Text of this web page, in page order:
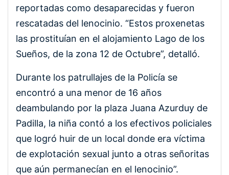
reportadas como desaparecidas y fueron
rescatadas del lenocinio. “Estos proxenetas
las prostituían en el alojamiento Lago de los
Sueños, de la zona 12 de Octubre”, detalló.
Durante los patrullajes de la Policía se
encontró a una menor de 16 años
deambulando por la plaza Juana Azurduy de
Padilla, la niña contó a los efectivos policiales
que logró huir de un local donde era víctima
de explotación sexual junto a otras señoritas
que aún permanecían en el lenocinio”.